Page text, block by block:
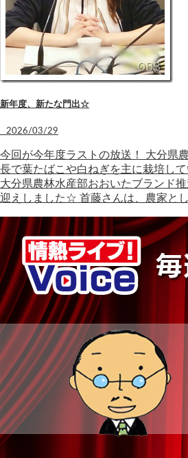
新年度、新たな門出☆
2026/03/29
今回が今年度ラストの放送！ 大分県
長で葉たばこや白ねぎを主に栽培して
大分県農林水産部おおいたブランド
迎えしました☆ 首藤さんは、農家と